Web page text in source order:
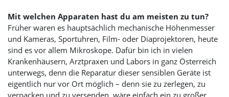
Mit welchen Apparaten hast du am meisten zu tun?
Früher waren es hauptsächlich mechanische Höhenmesser
und Kameras, Sportuhren, Film- oder Diaprojektoren, heute
sind es vor allem Mikroskope. Dafür bin ich in vielen
Krankenhäusern, Arztpraxen und Labors in ganz Österreich
unterwegs, denn die Reparatur dieser sensiblen Geräte ist
eigentlich nur vor Ort möglich – denn sie zu zerlegen, zu